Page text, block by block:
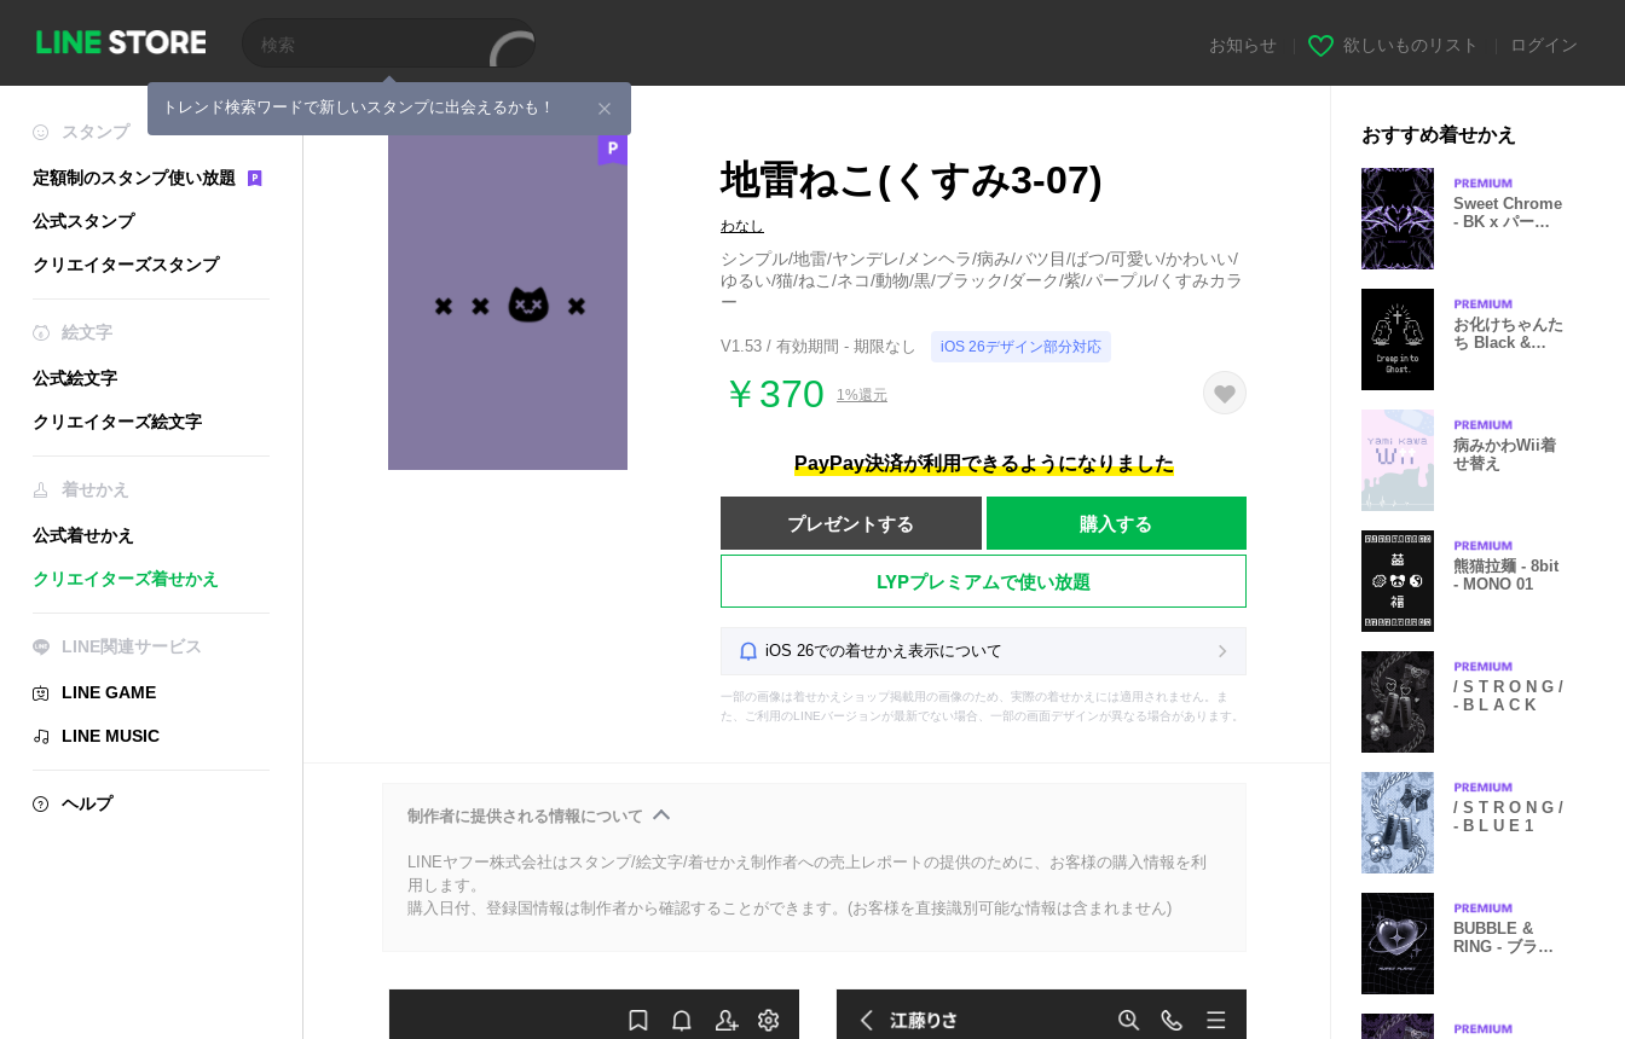
トレンド検索ワードで新しいスタンプに出会えるかも！
お知らせ 欲しいものリスト ログイン
スタンプ
定額制のスタンプ使い放題
公式スタンプ
クリエイターズスタンプ
絵文字
公式絵文字
クリエイターズ絵文字
着せかえ
公式着せかえ
クリエイターズ着せかえ
LINE関連サービス
LINE GAME
LINE MUSIC
ヘルプ
地雷ねこ(くすみ3-07)
わなし
シンプル/地雷/ヤンデレ/メンヘラ/病み/バツ目/ばつ/可愛い/かわいい/
ゆるい/猫/ねこ/ネコ/動物/黒/ブラック/ダーク/紫/パープル/くすみカラ
ー
V1.53 / 有効期間 - 期限なし iOS 26デザイン部分対応
￥370 1%還元
PayPay決済が利用できるようになりました
プレゼントする 購入する
LYPプレミアムで使い放題
iOS 26での着せかえ表示について
一部の画像は着せかえショップ掲載用の画像のため、実際の着せかえには適用されません。ま
た、ご利用のLINEバージョンが最新でない場合、一部の画面デザインが異なる場合があります。
制作者に提供される情報について
LINEヤフー株式会社はスタンプ/絵文字/着せかえ制作者への売上レポートの提供のために、お客様の購入情報を利
用します。
購入日付、登録国情報は制作者から確認することができます。(お客様を直接識別可能な情報は含まれません)
おすすめ着せかえ
Sweet Chrome
- BK x パープ
お化けちゃんた
ち Black &
病みかわWii着
せ替え
熊猫拉麺 - 8bit
- MONO 01
/ S T R O N G /
- B L A C K
/ S T R O N G /
- B L U E 1
BUBBLE &
RING - ブラッ